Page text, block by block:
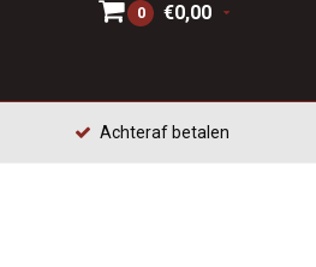
0 €0,00
Achteraf betalen